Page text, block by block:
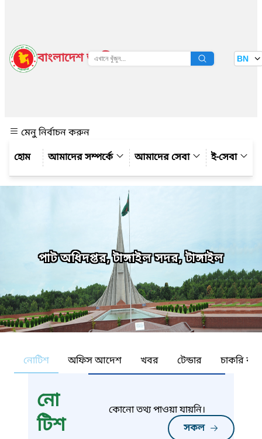
বাংলাদেশ জাতীয় তথ্য বাতায়ন BN
মেনু নির্বাচন করুন
আমাদের সম্পর্কে
আমাদের সেবা ই-সেবা
পাট অধিদপ্তর, টাঙ্গাইল সদর, টাঙ্গাইল
নোটিশ অফিস আদেশ খবর টেন্ডার চাকরি
নো
টিশ
সকল
কোনো তথ্য পাওয়া যায়নি।